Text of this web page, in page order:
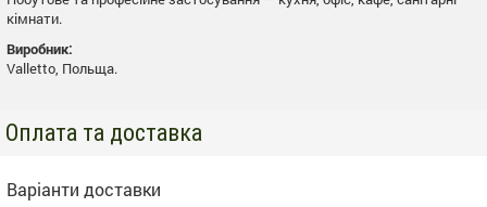
кімнати.
Виробник:
Valletto, Польща.
Оплата та доставка
Варіанти доставки